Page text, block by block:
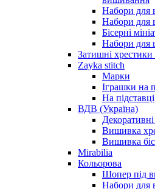
Набори для
Набори для
Бісерні
Набори для
Затишні
Zayka stitch
Марки
Іграшки на
На підставці
ВДВ (Україна)
Вишивка
Вишивка
Mirabilia
Кольорова
Шопер під
Набори для